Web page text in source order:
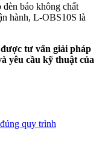
báo không chất
hành, L-OBS10S là
tư vấn giải pháp
yêu cầu kỹ thuật của
quy trình